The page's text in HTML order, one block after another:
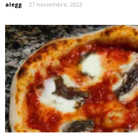
alegg - 27 noviembre, 2023